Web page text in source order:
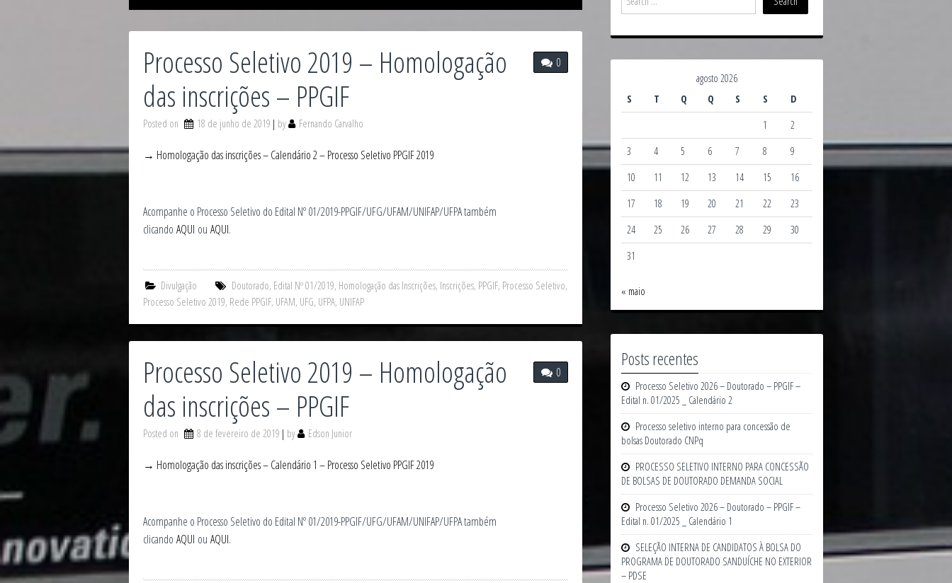
0
Processo Seletivo 2019 – Homologação
das inscrições – PPGIF
Posted on 18 de junho de 2019 by Fernando Carvalho
→ Homologação das inscrições – Calendário 2 – Processo Seletivo PPGIF 2019
Acompanhe o Processo Seletivo do Edital Nº 01/2019-PPGIF/UFG/UFAM/UNIFAP/UFPA também
clicando AQUI ou AQUI.
Divulgação Doutorado, Edital Nº 01/2019, Homologação das Inscrições, Inscrições, PPGIF, Processo Seletivo,
Processo Seletivo 2019, Rede PPGIF, UFAM, UFG, UFPA, UNIFAP
0
Processo Seletivo 2019 – Homologação
das inscrições – PPGIF
Posted on 8 de fevereiro de 2019 by Edson Junior
→ Homologação das inscrições – Calendário 1 – Processo Seletivo PPGIF 2019
Acompanhe o Processo Seletivo do Edital Nº 01/2019-PPGIF/UFG/UFAM/UNIFAP/UFPA também
clicando AQUI ou AQUI.
agosto 2026
S
T Q Q S S
D
1
2
3
4 5 6 7 8
9
10
11 12 13 14 15
16
17
18 19 20 21 22
23
24
25 26 27 28 29
30
31
« maio
Posts recentes
Processo Seletivo 2026 – Doutorado – PPGIF –
Edital n. 01/2025 _ Calendário 2
Processo seletivo interno para concessão de
bolsas Doutorado CNPq
PROCESSO SELETIVO INTERNO PARA CONCESSÃO
DE BOLSAS DE DOUTORADO DEMANDA SOCIAL
Processo Seletivo 2026 – Doutorado – PPGIF –
Edital n. 01/2025 _ Calendário 1
SELEÇÃO INTERNA DE CANDIDATOS À BOLSA DO
PROGRAMA DE DOUTORADO SANDUÍCHE NO EXTERIOR
– PDSE